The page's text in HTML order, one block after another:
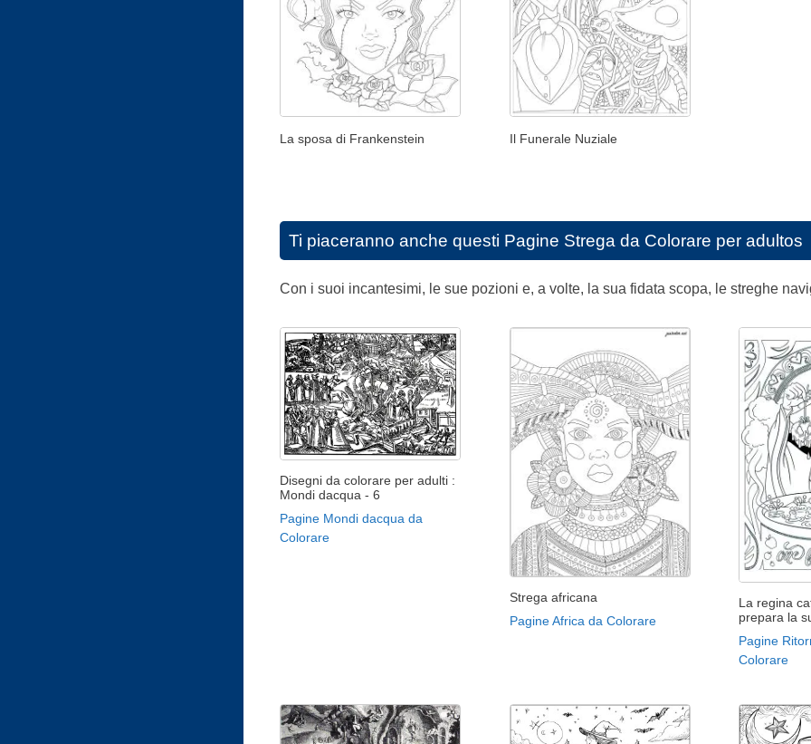
La sposa di Frankenstein Il Funerale Nuziale
Ti piaceranno anche questi Pagine Strega da Colorare per adultos
Con i suoi incantesimi, le sue pozioni e, a volte, la sua fidata scopa, le streghe
Disegni da colorare per adulti :
Mondi dacqua - 6
Pagine Mondi dacqua da
Colorare
Strega africana
Pagine Africa da Colorare
La regina
prepara la
Pagine
Colorare